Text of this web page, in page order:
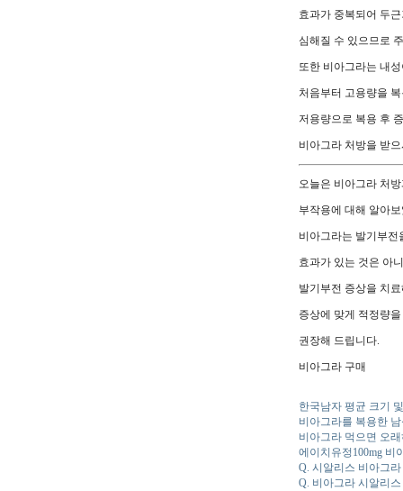
효과가 중복되어 두
심해질 수 있으므로
또한 비아그라는 내
처음부터 고용량을
저용량으로 복용 후
비아그라 처방을 받
오늘은 비아그라 처
부작용에 대해 알아
비아그라는 발기부전
효과가 있는 것은 아
발기부전 증상을 치
증상에 맞게 적정량
권장해 드립니다.
비아그라 구매
한국남자 평균 크기
비아그라를 복용한
비아그라 먹으면 오
에이치유정100mg 비
Q. 시알리스 비아그
Q. 비아그라 시알리